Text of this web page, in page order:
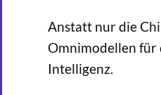
Anstatt nur die
Omnimodellen für
Intelligenz.